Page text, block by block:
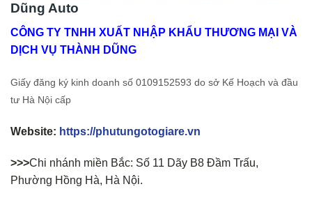
Dũng Auto
CÔNG TY TNHH XUẤT NHẬP KHẨU THƯƠNG MẠI VÀ
DỊCH VỤ THÀNH DŨNG
Giấy đăng ký kinh doanh số 0109152593 do sở Kế Hoạch và đầu
tư Hà Nội cấp
Website: https://phutungotogiare.vn
>>>Chi nhánh miền Bắc: Số 11 Dãy B8 Đầm Trấu,
Phường Hồng Hà, Hà Nội.